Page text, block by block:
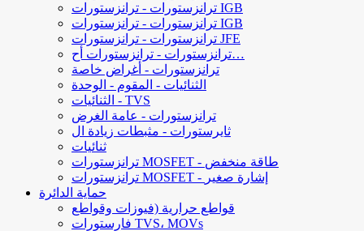
ترانزستورات - ترانزستورات IGB
ترانزستورات - ترانزستورات IGB
ترانزستورات - ترانزستورات JFE
ترانزستورات - ترانزستورات أح…
ترانزستورات - أغراض خاصة
الثنائيات - المقوم - الوحدة
الثنائيات - TVS
ترانزستورات - عامة الغرض
ثايرستورات - مثبطات زيادة ال
ثنائيات
ترانزستورات MOSFET - طاقة منخفض
ترانزستورات MOSFET - إشارة صغير
حماية الدائرة
قواطع حرارية (فيوزات وقواطع
فارستورات TVS، MOVs